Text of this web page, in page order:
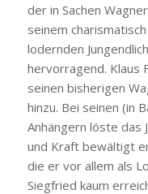
der in Sachen
seinem
lodernden
hervorragend. Klaus
seinen bisherigen
hinzu. Bei seinen (in
Anhängern löste das
und Kraft bewältigt
die er vor allem als
Siegfried kaum